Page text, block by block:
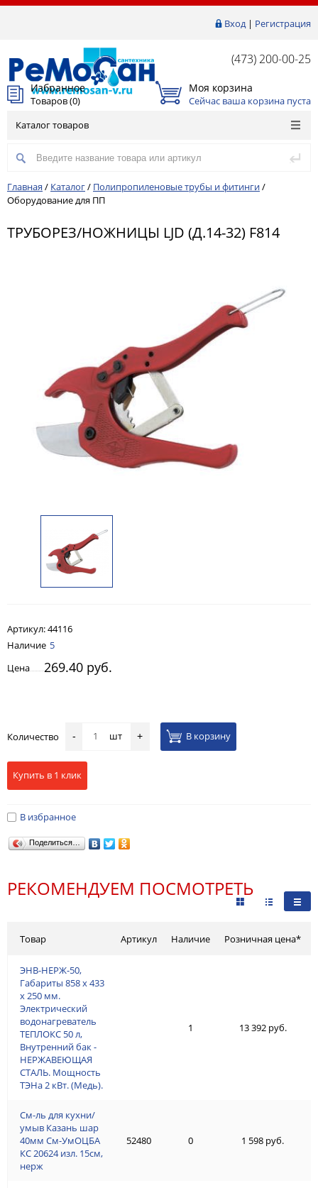
Вход| Регистрация
(473) 200-00-25
Избранное
Товаров (0)
Моя корзина
Сейчас ваша корзина пуста
Каталог товаров
Главная / Каталог/ Полипропиленовые трубы и фитинги/
Оборудование для ПП
ТРУБОРЕЗ/НОЖНИЦЫ LJD (Д.14-32) F814
Артикул:44116
Наличие 5
Цена
269.40 руб.
Количество - шт + В корзину
Купить в 1 клик
В избранное
Поделиться…
РЕКОМЕНДУЕМ ПОСМОТРЕТЬ
Товар
ЭНВ-НЕРЖ-50,
Габариты 858 х 433
х 250 мм.
Электрический
водонагреватель
ТЕПЛОКС 50 л,
Внутренний бак -
НЕРЖАВЕЮЩАЯ
СТАЛЬ. Мощность
ТЭНа 2 кВт. (Медь).
См-ль для кухни/
умыв Казань шар
40мм См-УмОЦБА
КС 20624 изл. 15см,
нерж
Артикул Наличие Розничная цена*
1 13 392 руб.
52480 0 1 598 руб.